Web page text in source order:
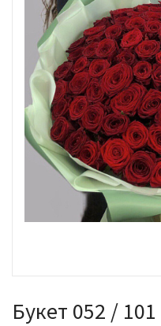
Букет 052 /